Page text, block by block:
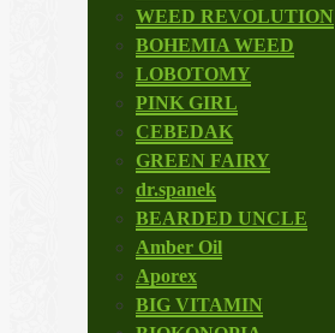
WEED REVOLUTION
BOHEMIA WEED
LOBOTOMY
PINK GIRL
CEBEDAK
GREEN FAIRY
dr.spanek
BEARDED UNCLE
Amber Oil
Aporex
BIG VITAMIN